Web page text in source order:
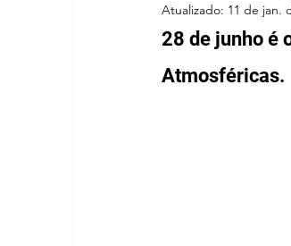
Atualizado: 11 de jan.
28 de junho é
Atmosféricas.